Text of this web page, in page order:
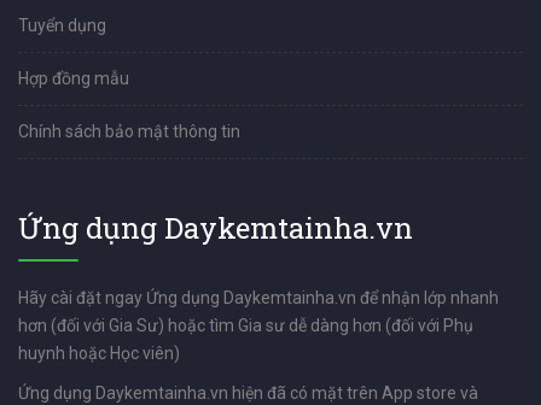
Tuyển dụng
Hợp đồng mẫu
Chính sách bảo mật thông tin
Ứng dụng Daykemtainha.vn
Hãy cài đặt ngay Ứng dụng Daykemtainha.vn để nhận lớp nhanh
hơn (đối với Gia Sư) hoặc tìm Gia sư dễ dàng hơn (đối với Phụ
huynh hoặc Học viên)
Ứng dụng Daykemtainha.vn hiện đã có mặt trên App store và